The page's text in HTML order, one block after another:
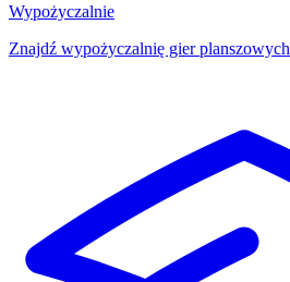
Wypożyczalnie
Znajdź wypożyczalnię gier planszowych